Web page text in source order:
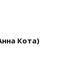
Кота)